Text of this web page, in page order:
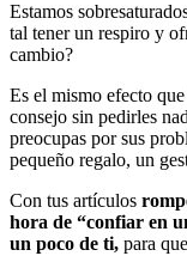
Estamos
tal tener un respiro y
cambio?
Es el mismo efecto
consejo sin pedirles
preocupas por sus
pequeño regalo, un
Con tus artículos
hora de “confiar en
un poco de ti, para